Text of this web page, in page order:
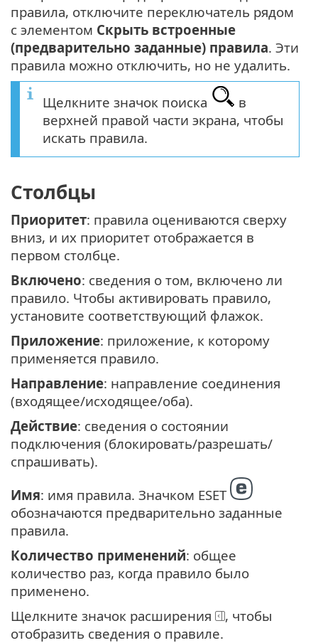
правила, отключите переключатель рядом
с элементом Скрыть встроенные
(предварительно заданные) правила. Эти
правила можно отключить, но не удалить.
Щелкните значок поиска
в
верхней правой части экрана, чтобы
искать правила.
Столбцы
Приоритет: правила оцениваются сверху
вниз, и их приоритет отображается в
первом столбце.
Включено: сведения о том, включено ли
правило. Чтобы активировать правило,
установите соответствующий флажок.
Приложение: приложение, к которому
применяется правило.
Направление: направление соединения
(входящее/исходящее/оба).
Действие: сведения о состоянии
подключения (блокировать/разрешать/
спрашивать).
Имя: имя правила. Значком ESET
обозначаются предварительно заданные
правила.
Количество применений: общее
количество раз, когда правило было
применено.
Щелкните значок расширения
, чтобы
отобразить сведения о правиле.